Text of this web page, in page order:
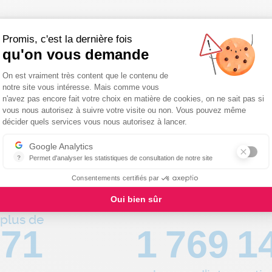
réseau national de
plus de
80 1 991
Promis, c'est la dernière fois
qu'on vous demande
Plateforme de Gestion du
On est vraiment très content que le contenu de
notre site vous intéresse. Mais comme vous
n'avez pas encore fait votre choix en matière de cookies, on ne sait pas si
vous nous autorisez à suivre votre visite ou non. Vous pouvez même
décider quels services vous nous autorisez à lancer.
?
Google Analytics
Permet d'analyser les statistiques de consultation de notre site
Indispensable pour piloter notre site internet, il permet de mesurer
Consentements certifiés par
Oui bien sûr
Axeptio consent